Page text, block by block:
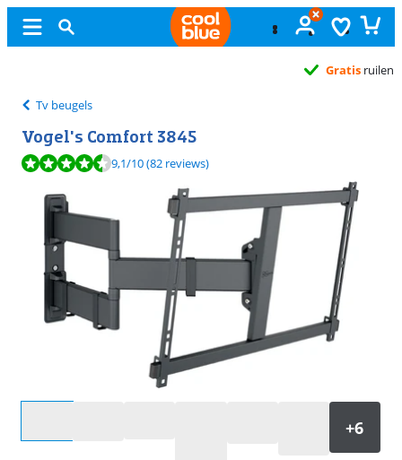
Tv beugels
Vogel's Comfort 3845
Beoordeling is 9,1 van de 10, gebaseerd op 82 reviews.
9,1/10(82 reviews)